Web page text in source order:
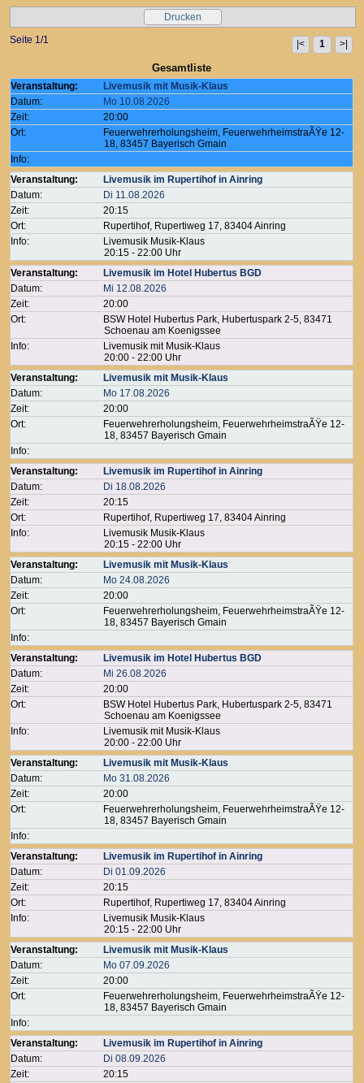
Drucken
Seite 1/1
|< 1 >|
Gesamtliste
Veranstaltung:
Livemusik mit Musik-Klaus
Datum:
Mo 10.08.2026
Zeit:
20:00
Ort:
Feuerwehrerholungsheim, FeuerwehrheimstraÃŸe 12-
18, 83457 Bayerisch Gmain
Info:
Veranstaltung:
Livemusik im Rupertihof in Ainring
Datum:
Di 11.08.2026
Zeit:
20:15
Ort:
Rupertihof, Rupertiweg 17, 83404 Ainring
Info:
Livemusik Musik-Klaus
20:15 - 22:00 Uhr
Veranstaltung:
Livemusik im Hotel Hubertus BGD
Datum:
Mi 12.08.2026
Zeit:
20:00
Ort:
BSW Hotel Hubertus Park, Hubertuspark 2-5, 83471
Schoenau am Koenigssee
Info:
Livemusik mit Musik-Klaus
20:00 - 22:00 Uhr
Veranstaltung:
Livemusik mit Musik-Klaus
Datum:
Mo 17.08.2026
Zeit:
20:00
Ort:
Feuerwehrerholungsheim, FeuerwehrheimstraÃŸe 12-
18, 83457 Bayerisch Gmain
Info:
Veranstaltung:
Livemusik im Rupertihof in Ainring
Datum:
Di 18.08.2026
Zeit:
20:15
Ort:
Rupertihof, Rupertiweg 17, 83404 Ainring
Info:
Livemusik Musik-Klaus
20:15 - 22:00 Uhr
Veranstaltung:
Livemusik mit Musik-Klaus
Datum:
Mo 24.08.2026
Zeit:
20:00
Ort:
Feuerwehrerholungsheim, FeuerwehrheimstraÃŸe 12-
18, 83457 Bayerisch Gmain
Info:
Veranstaltung:
Livemusik im Hotel Hubertus BGD
Datum:
Mi 26.08.2026
Zeit:
20:00
Ort:
BSW Hotel Hubertus Park, Hubertuspark 2-5, 83471
Schoenau am Koenigssee
Info:
Livemusik mit Musik-Klaus
20:00 - 22:00 Uhr
Veranstaltung:
Livemusik mit Musik-Klaus
Datum:
Mo 31.08.2026
Zeit:
20:00
Ort:
Feuerwehrerholungsheim, FeuerwehrheimstraÃŸe 12-
18, 83457 Bayerisch Gmain
Info:
Veranstaltung:
Livemusik im Rupertihof in Ainring
Datum:
Di 01.09.2026
Zeit:
20:15
Ort:
Rupertihof, Rupertiweg 17, 83404 Ainring
Info:
Livemusik Musik-Klaus
20:15 - 22:00 Uhr
Veranstaltung:
Livemusik mit Musik-Klaus
Datum:
Mo 07.09.2026
Zeit:
20:00
Ort:
Feuerwehrerholungsheim, FeuerwehrheimstraÃŸe 12-
18, 83457 Bayerisch Gmain
Info:
Veranstaltung:
Livemusik im Rupertihof in Ainring
Datum:
Di 08.09.2026
Zeit:
20:15